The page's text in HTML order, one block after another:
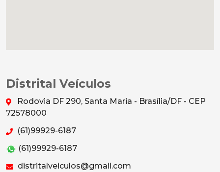
Distrital Veículos
Rodovia DF 290, Santa Maria - Brasília/DF - CEP
72578000
(61)99929-6187
(61)99929-6187
distritalveiculos@gmail.com